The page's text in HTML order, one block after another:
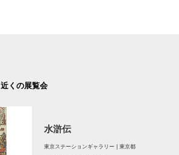
近くの展覧会
水滸伝
東京ステーションギャラリー | 東京都